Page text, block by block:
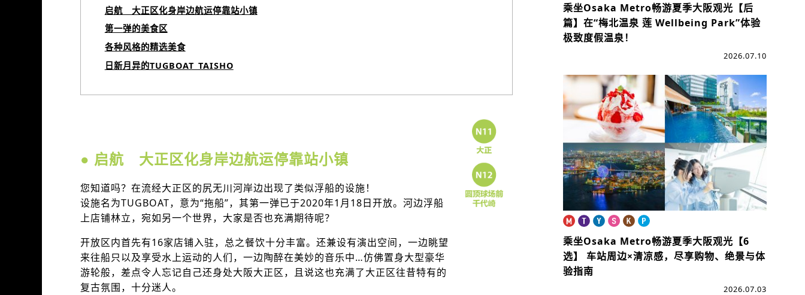
启航 大正区化身岸边航运停靠站小镇
第一弹的美食区
各种风格的精选美食
日新月异的TUGBOAT_TAISHO
● 启航 大正区化身岸边航运停靠站小镇
您知道吗？在流经大正区的尻无川河岸边出现了类似浮船的设施！
设施名为TUGBOAT，意为“拖船”，其第一弹已于2020年1月18日开放。河边浮船
上店铺林立，宛如另一个世界，大家是否也充满期待呢？
开放区内首先有16家店铺入驻，总之餐饮十分丰富。还兼设有演出空间，一边眺望
来往船只以及享受水上运动的人们，一边陶醉在美妙的音乐中…仿佛置身大型豪华
游轮般，差点令人忘记自己还身处大阪大正区，且说这也充满了大正区往昔特有的
复古氛围，十分迷人。
乘坐Osaka Metro畅游夏季大阪观光【后
篇】在“梅北温泉 莲 Wellbeing Park”体验
极致度假温泉！
2026.07.10
乘坐Osaka Metro畅游夏季大阪观光【6
选】
车站周边×清凉感，尽享购物、绝景与体
验指南
2026.07.03